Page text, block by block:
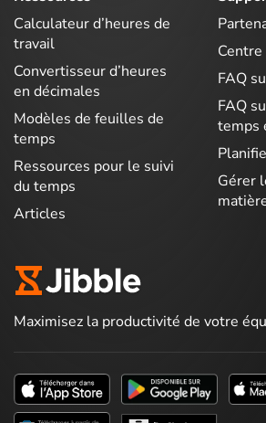
Calculateur d’heures de
travail
Convertisseur d’heures
en décimales
Modèles de feuilles de
temps
Ressources pour le suivi
du temps
Articles
Centre
FAQ
FAQ
temps
Gérer
Maximisez la productivité de votre